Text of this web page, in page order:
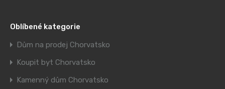
Oblíbené kategorie
Dům na prodej Chorvatsko
Koupit byt Chorvatsko
Kamenný dům Chorvatsko